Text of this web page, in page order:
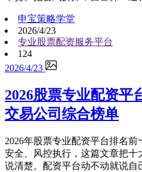
申宝策略学堂
2026/4/23
专业股票配资服务平台
124
2026/4/23
2026股票专业配资平
交易公司综合榜单
2026年股票专业配资平台排名
安全、风控执行，这篇文章把
说清楚。配资平台动不动就说自